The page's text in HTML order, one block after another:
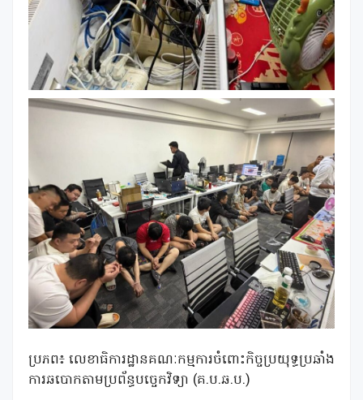
ប្រភព៖ លេខាធិការដ្ឋានគណៈកម្មការចំពោះកិច្ចប្រយុទ្ធប្រឆាំង
ការឆបោកតាមប្រព័ន្ធបច្ចេកវិទ្យា (គ.ប.ឆ.ប.)